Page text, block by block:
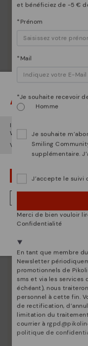
Entretien des
Découvrez suite
Nous vous donnons
restent aussi belles
La nature de
Attention !
Il semble que vous êtes en
Web deFrance.
Voulez-vous aller sur le
OUPS... JE ME SUIS
NON, JE VEUX
Nous sommes
et bénéficiez de -5 €
*Prénom
*Mail
*Je souhaite recevoir
Homme
Je souhaite
Smiling
supplémentaire.
J’accepte le suivi
Merci de bien vouloir
Confidentialité
En tant que membre
Newsletter
promotionnels de
sms et via les services
échéant), nous
personnel à cette fin.
de rectification,
limitation du
courrier à
politique de